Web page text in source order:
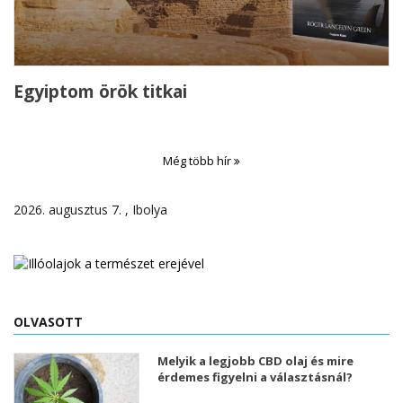
Egyiptom örök titkai
Még több hír
2026. augusztus 7. , Ibolya
OLVASOTT
Melyik a legjobb CBD olaj és mire
érdemes figyelni a választásnál?